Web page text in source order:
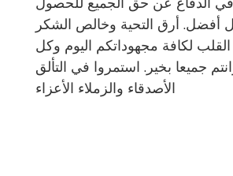
أفضل. أرق التحية وخالص الشكر
لكافة مجهوداتكم اليوم وكل
جميعا بخير. استمروا في التألق
الأصدقاء والزملاء الأعزاء